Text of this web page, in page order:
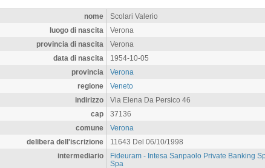
nome
Scolari Valerio
luogo di nascita
Verona
provincia di nascita
Verona
data di nascita
1954-10-05
provincia
Verona
regione
Veneto
indirizzo
Via Elena Da Persico 46
cap
37136
comune
Verona
delibera dell'iscrizione
11643 Del 06/10/1998
intermediario
Fideuram - Intesa Sanpaolo Private Banking
Spa